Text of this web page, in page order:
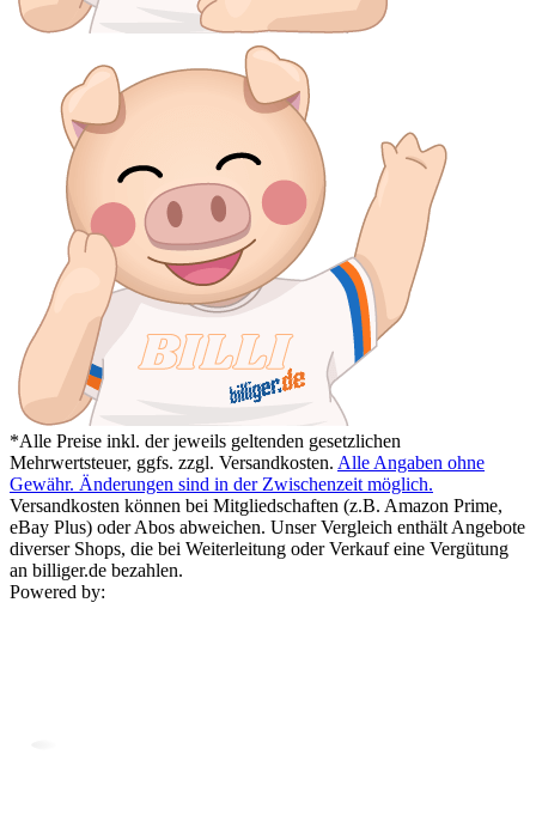
*Alle Preise inkl. der jeweils geltenden gesetzlichen
Mehrwertsteuer, ggfs. zzgl. Versandkosten. Alle Angaben ohne
Gewähr. Änderungen sind in der Zwischenzeit möglich.
Versandkosten können bei Mitgliedschaften (z.B. Amazon Prime,
eBay Plus) oder Abos abweichen. Unser Vergleich enthält Angebote
diverser Shops, die bei Weiterleitung oder Verkauf eine Vergütung
an billiger.de bezahlen.
Powered by: